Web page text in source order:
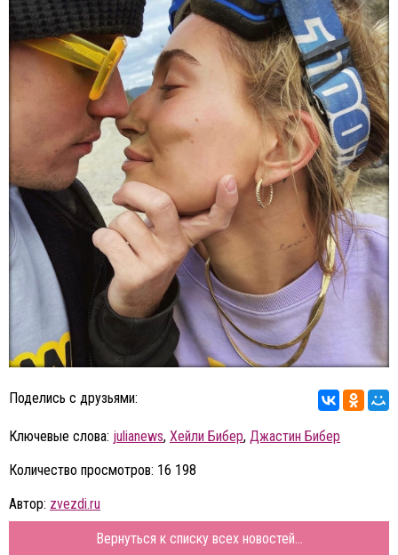
Поделись с друзьями:
Ключевые слова: julianews, Хейли Бибер, Джастин Бибер
Количество просмотров: 16 198
Автор: zvezdi.ru
Вернуться к списку всех новостей...